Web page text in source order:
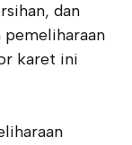
dan
karet ini